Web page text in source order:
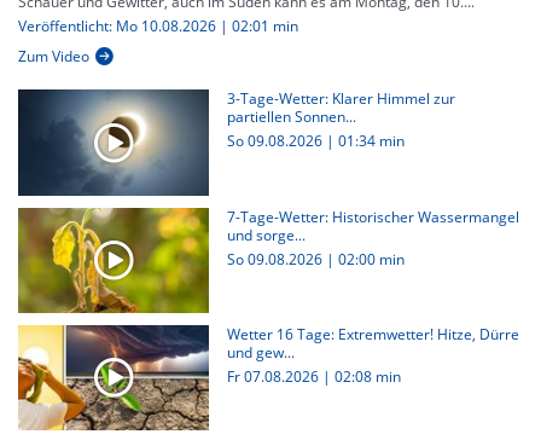
Veröffentlicht: Mo 10.08.2026 | 02:01 min
Zum Video
3-Tage-Wetter: Klarer Himmel zur
partiellen Sonnen...
So 09.08.2026 | 01:34 min
7-Tage-Wetter: Historischer Wassermangel
und sorge...
So 09.08.2026 | 02:00 min
Wetter 16 Tage: Extremwetter! Hitze, Dürre
und gew...
Fr 07.08.2026 | 02:08 min